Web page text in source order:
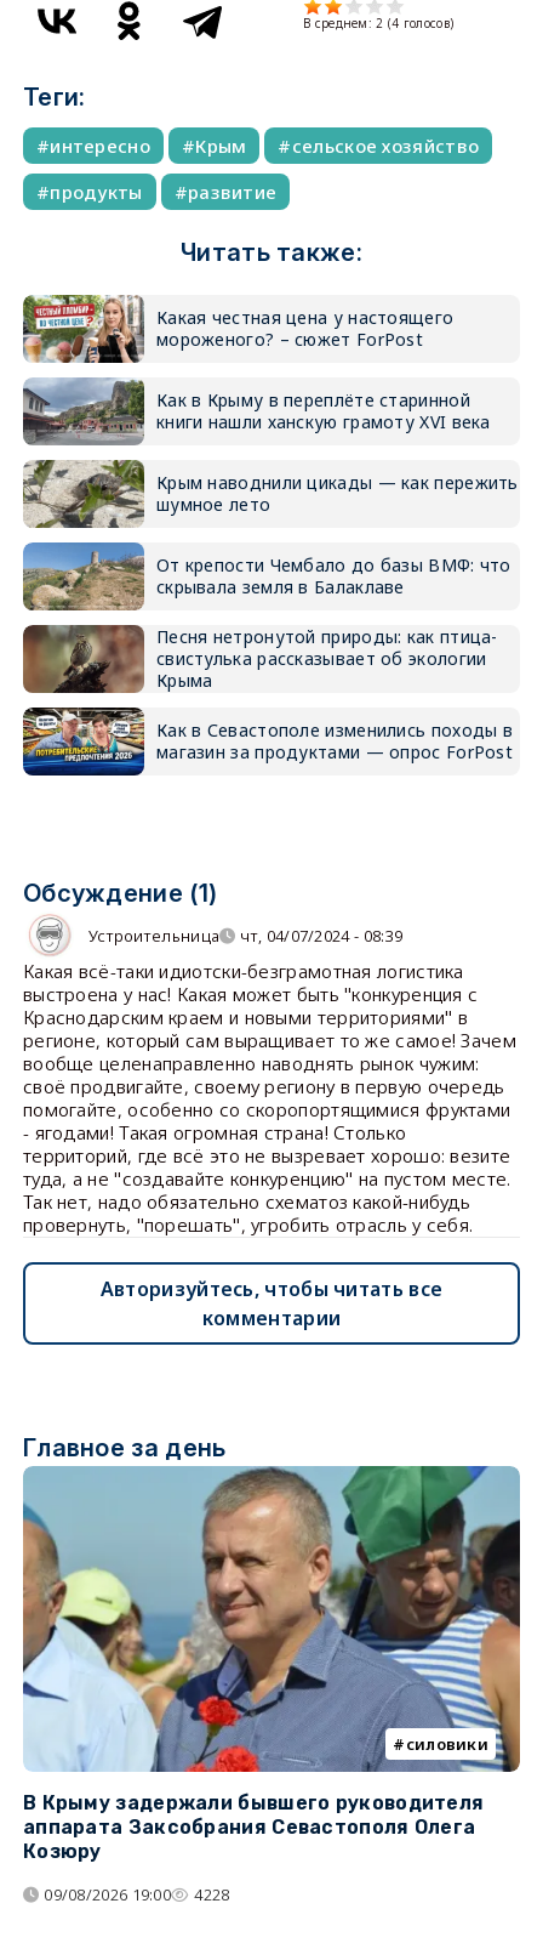
В среднем:2 (4 голосов)
Теги:
интересно Крым
сельское хозяйство
продукты
развитие
Читать также:
Какая честная цена у настоящего
мороженого? – сюжет ForPost
Как в Крыму в переплёте старинной
книги нашли ханскую грамоту XVI века
Крым наводнили цикады — как пережить
шумное лето
От крепости Чембало до базы ВМФ: что
скрывала земля в Балаклаве
Песня нетронутой природы: как птица-
свистулька рассказывает об экологии
Крыма
Как в Севастополе изменились походы в
магазин за продуктами — опрос ForPost
Обсуждение (1)
Устроительница чт, 04/07/2024 - 08:39
Какая всё-таки идиотски-безграмотная логистика
выстроена у нас! Какая может быть "конкуренция с
Краснодарским краем и новыми территориями" в
регионе, который сам выращивает то же самое! Зачем
вообще целенаправленно наводнять рынок чужим:
своё продвигайте, своему региону в первую очередь
помогайте, особенно со скоропортящимися фруктами
- ягодами! Такая огромная страна! Столько
территорий, где всё это не вызревает хорошо: везите
туда, а не "создавайте конкуренцию" на пустом месте.
Так нет, надо обязательно схематоз какой-нибудь
провернуть, "порешать", угробить отрасль у себя.
Авторизуйтесь, чтобы читать все
комментарии
Главное за день
силовики
В Крыму задержали бывшего руководителя
аппарата Заксобрания Севастополя Олега
Козюру
09/08/2026 19:00 4228